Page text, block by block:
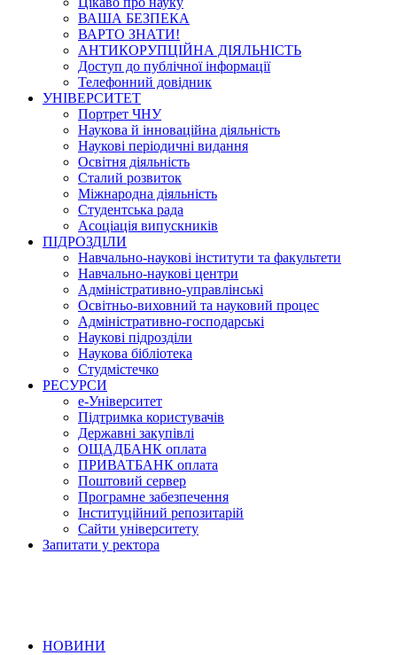
ВАША БЕЗПЕКА
ВАРТО ЗНАТИ!
АНТИКОРУПЦІЙНА ДІЯЛЬНІСТЬ
Доступ до публічної інформації
Телефонний довідник
УНІВЕРСИТЕТ
Портрет ЧНУ
Наукова й інноваційна діяльність
Наукові періодичні видання
Освітня діяльність
Сталий розвиток
Міжнародна діяльність
Студентська рада
Асоціація випускників
ПІДРОЗДІЛИ
Навчально-наукові інститути та факультети
Навчально-наукові центри
Адміністративно-управлінські
Освітньо-виховний та науковий процес
Адміністративно-господарські
Наукові підрозділи
Наукова бібліотека
Студмістечко
РЕСУРСИ
е-Університет
Підтримка користувачів
Державні закупівлі
ОЩАДБАНК оплата
ПРИВАТБАНК оплата
Поштовий сервер
Програмне забезпечення
Інституційний репозитарій
Сайти університету
Запитати у ректора
НОВИНИ